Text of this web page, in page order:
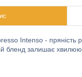
Intenso - пряність
бленд залишає